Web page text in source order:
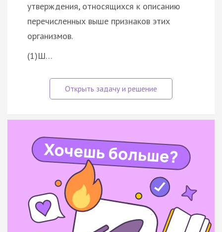
утверждения, относящихся к описанию
перечисленных выше признаков этих
организмов.
(1)Ш…